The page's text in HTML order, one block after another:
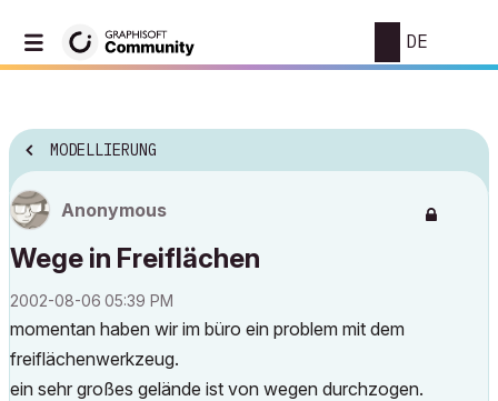
DE
MODELLIERUNG
Anonymous
Wege in Freiflächen
‎2002-08-06 05:39 PM
momentan haben wir im büro ein problem mit dem
freiflächenwerkzeug.
ein sehr großes gelände ist von wegen durchzogen.